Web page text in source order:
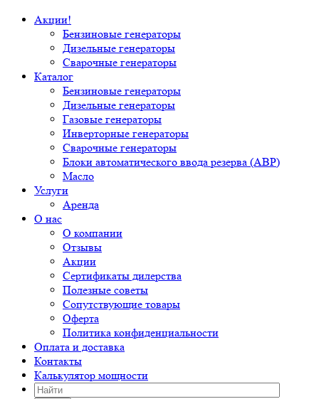
Акции!
Бензиновые генераторы
Дизельные генераторы
Сварочные генераторы
Каталог
Бензиновые генераторы
Дизельные генераторы
Газовые генераторы
Инверторные генераторы
Сварочные генераторы
Блоки автоматического ввода резерва (АВР)
Масло
Услуги
Аренда
О нас
О компании
Отзывы
Акции
Сертификаты дилерства
Полезные советы
Сопутствующие товары
Оферта
Политика конфиденциальности
Оплата и доставка
Контакты
Калькулятор мощности